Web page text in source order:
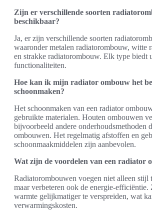
Zijn er verschillende soorten
beschikbaar?
Ja, er zijn verschillende soorten
waaronder metalen radiatorombouw, witte
en strakke radiatorombouw. Elk type biedt
functionaliteiten.
Hoe kan ik mijn radiator ombouw het
schoonmaken?
Het schoonmaken van een radiator
gebruikte materialen. Houten ombouwen
bijvoorbeeld andere onderhoudsmethoden
ombouwen. Het regelmatig afstoffen en
schoonmaakmiddelen zijn aanbevolen.
Wat zijn de voordelen van een radiator
Radiatorombouwen voegen niet alleen stijl
maar verbeteren ook de energie-efficiëntie.
warmte gelijkmatiger te verspreiden, wat
verwarmingskosten.